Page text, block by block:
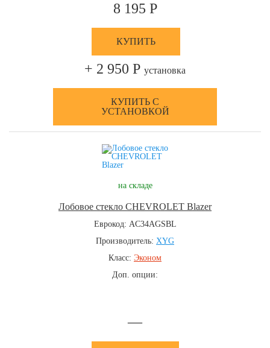
8 195 Р
КУПИТЬ
+ 2 950 Р установка
КУПИТЬ С
УСТАНОВКОЙ
на складе
Лобовое стекло CHEVROLET Blazer
Еврокод: AC34AGSBL
Производитель: XYG
Класс: Эконом
Доп. опции:
—